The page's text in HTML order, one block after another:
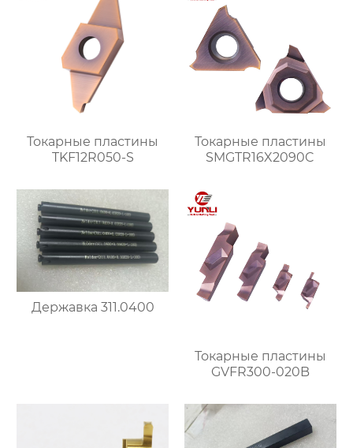
Токарные пластины
TKF12R050-S
Токарные пластины
SMGTR16X2090C
Державка 311.0400
Токарные пластины
GVFR300-020B